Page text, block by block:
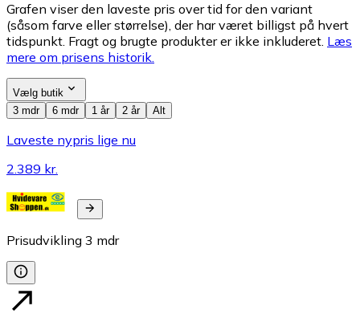
Grafen viser den laveste pris over tid for den variant
(såsom farve eller størrelse), der har været billigst på hvert
tidspunkt. Fragt og brugte produkter er ikke inkluderet. Læs
mere om prisens historik.
Vælg butik
3 mdr
6 mdr 1 år 2 år Alt
Laveste nypris lige nu
2.389 kr.
Prisudvikling 3 mdr